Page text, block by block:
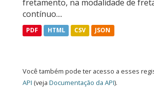
fretamento, na modalidade de
contínuo....
PDF HTML CSV JSON
Você também pode ter acesso a esses
API (veja Documentação da API).